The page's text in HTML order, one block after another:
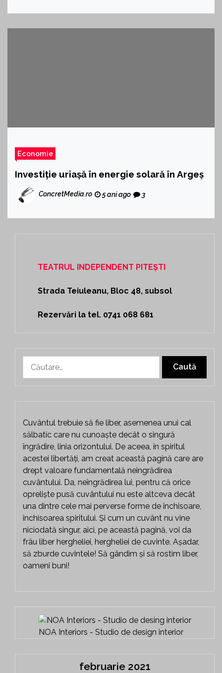
Economie
Investiție uriașă în energie solară în Argeș
ConcretMedia.ro 5 ani ago 3
TEATRUL INDEPENDENT PITEȘTI
Strada Teiuleanu, Bloc 48, subsol
Rezervări la tel. 0741 068 681
după:
Cuvântul trebuie să fie liber, asemenea unui cal
sălbatic care nu cunoaște decât o singură
îngrădire, linia orizontului. De aceea, în spiritul
acestei libertăți, am creat această pagină care are
drept valoare fundamentală neîngrădirea
cuvântului. Da, neîngrădirea lui, pentru că orice
opreliște pusă cuvântului nu este altceva decât
una dintre cele mai perverse forme de închisoare,
închisoarea spiritului. Și cum un cuvânt nu vine
niciodată singur, aici, pe această pagină, voi da
frâu liber hergheliei, hergheliei de cuvinte. Așadar,
să zburde cuvintele! Să gândim și să rostim liber,
oameni buni!
NOA Interiors - Studio de design interior
februarie 2021